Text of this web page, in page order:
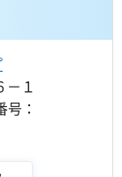
１
：